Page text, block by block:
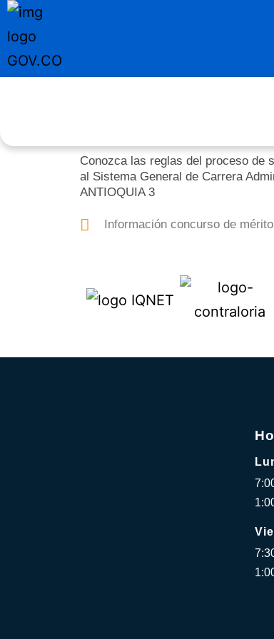
Conozca las reglas del proceso de
al Sistema General de Carrera
ANTIOQUIA 3
Información concurso de